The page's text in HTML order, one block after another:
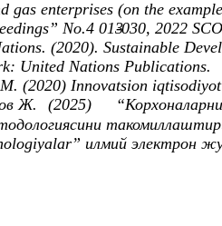
gas enterprises (on the
No.4 013-030, 2022
(2020). Sustainable
United Nations Publications.
(2020) Innovatsion
Ж.
(2025)
илмий электрон